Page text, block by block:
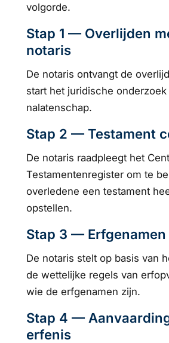
volgorde.
Stap 1 — Overlijden
notaris
De notaris ontvangt de
start het juridische onderzoek
nalatenschap.
Stap 2 — Testament
De notaris raadpleegt het
Testamentenregister om te
overledene een testament
opstellen.
Stap 3 —
De notaris stelt op basis van
de wettelijke regels van
wie de erfgenamen zijn.
Stap 4 —
erfenis